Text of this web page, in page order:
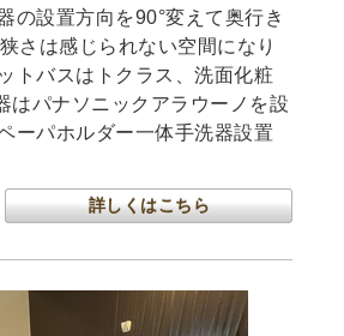
の設置方向を90°変えて奥行き
さは感じられない空間になり
トバスはトクラス、洗面化粧
はパナソニックアラウーノを設
ーパホルダー一体手洗器設置
詳しくはこちら